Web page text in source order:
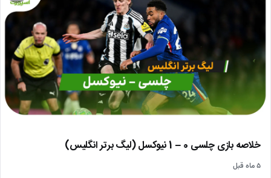
خلاصه بازی چلسی 0 – 1 نیوکسل (لیگ برتر انگلیس)
۵ ماه قبل